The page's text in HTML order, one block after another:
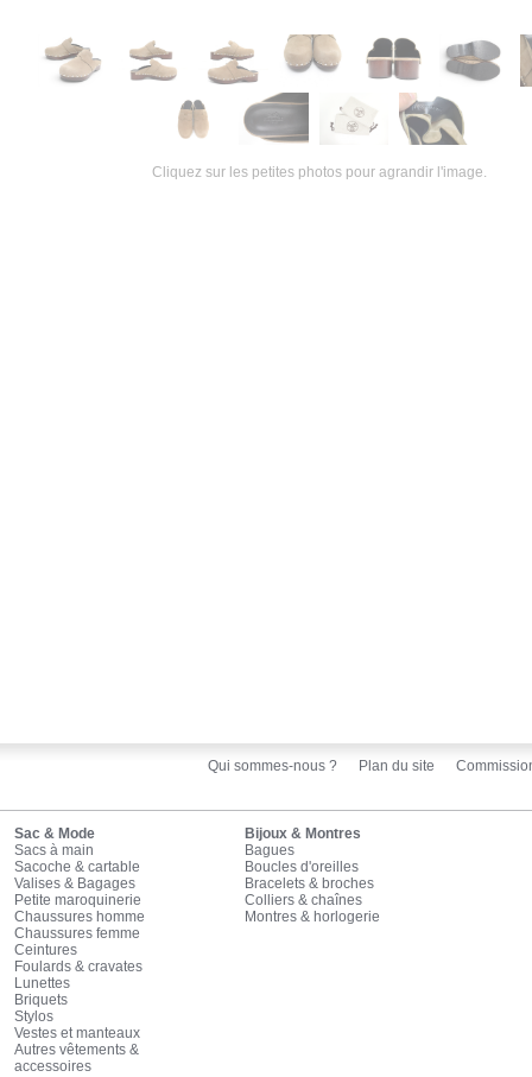
Cliquez sur les petites photos pour agrandir l'image.
Qui sommes-nous ? Plan du site
Sac & Mode
Sacs à main
Sacoche & cartable
Valises & Bagages
Petite maroquinerie
Chaussures homme
Chaussures femme
Ceintures
Foulards & cravates
Lunettes
Briquets
Stylos
Vestes et manteaux
Autres vêtements &
accessoires
Bijoux & Montres
Bagues
Boucles d'oreilles
Bracelets & broches
Colliers & chaînes
Montres & horlogerie